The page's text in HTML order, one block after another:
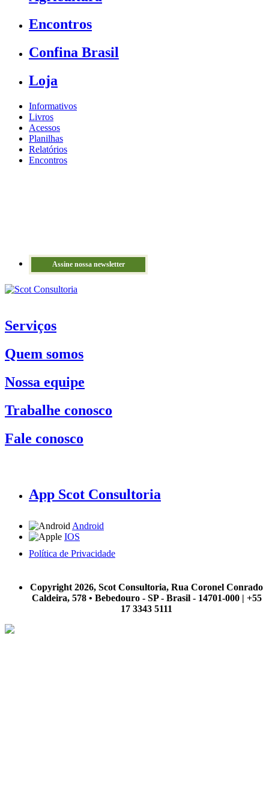
Encontros
Confina Brasil
Loja
Informativos
Livros
Acessos
Planilhas
Relatórios
Encontros
Assine nossa newsletter
Serviços
Quem somos
Nossa equipe
Trabalhe conosco
Fale conosco
App Scot Consultoria
Android
IOS
Política de Privacidade
Copyright 2026, Scot Consultoria, Rua Coronel Conrado
Caldeira, 578 • Bebedouro - SP - Brasil - 14701-000 | +55
17 3343 5111